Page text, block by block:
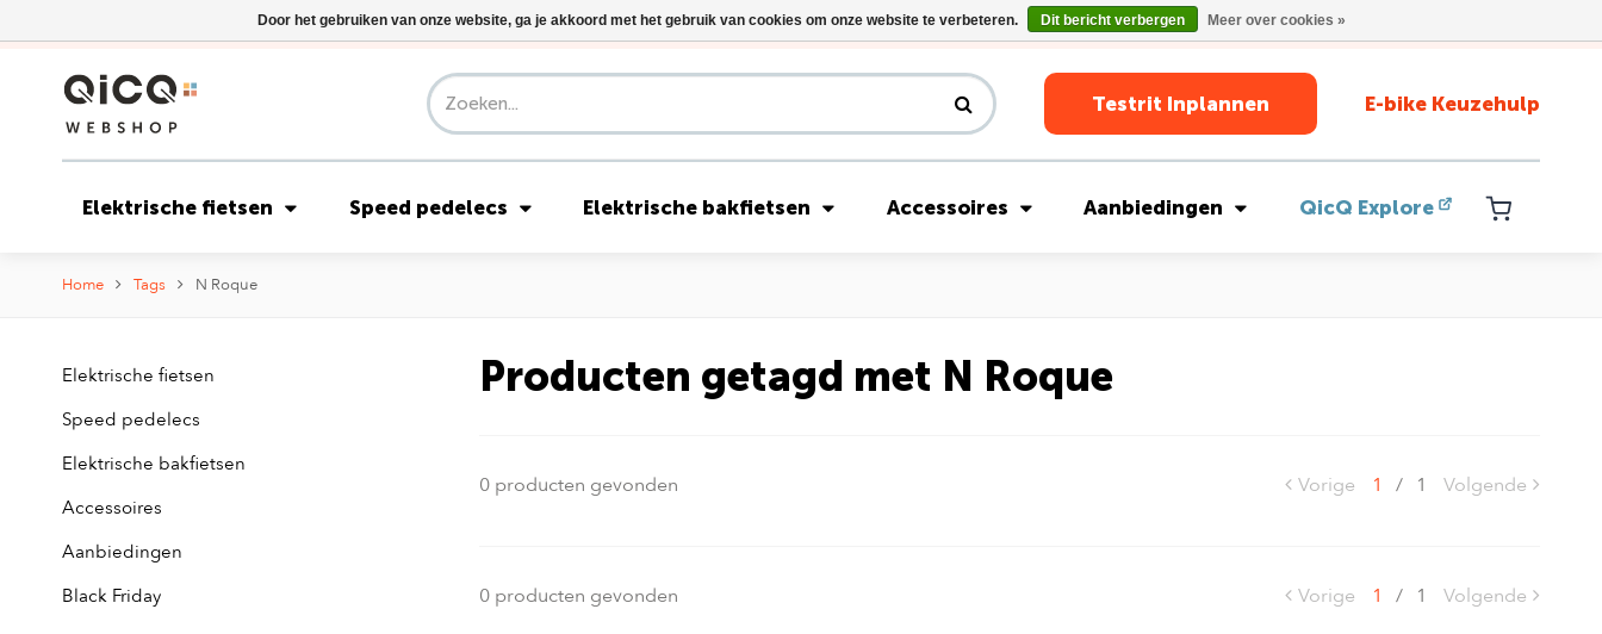
Riese & Müller Nevo5 Silent Core nu direct uit voorraad leverbaar!
Testrit Inplannen E-bike Keuzehulp
Elektrische fietsen Speed pedelecs Elektrische bakfietsen Accessoires Aanbiedingen QicQ Explore
Home Tags N Roque
Elektrische fietsen
Speed pedelecs
Elektrische bakfietsen
Accessoires
Aanbiedingen
Black Friday
Producten getagd met N Roque
0 producten gevonden Vorige 1 / 1 Volgende
0 producten gevonden Vorige 1 / 1 Volgende
Door het gebruiken van onze website, ga je akkoord met het gebruik van cookies om onze website te verbeteren. Dit bericht verbergen Meer over cookies »